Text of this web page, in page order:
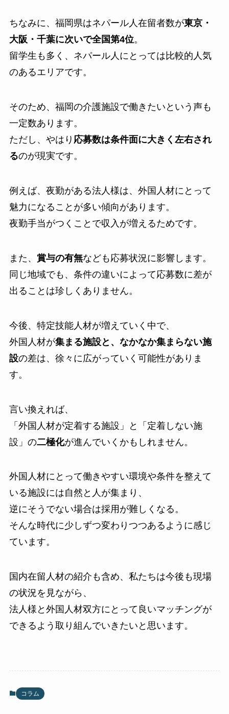
ちなみに、福岡県はネパール人在留者数が東京・
大阪・千葉に次いで全国第4位。
留学生も多く、ネパール人にとっては比較的人気
のあるエリアです。
そのため、福岡の介護施設で働きたいという声も
一定数あります。
ただし、やはり 応募数は条件面に大きく左右され
るのが現実です。
例えば、夜勤がある法人様は、外国人材にとって
魅力になることが多い傾向があります。
夜勤手当がつくことで収入が増えるためです。
また、 賞与の有無なども応募状況に影響します。
同じ地域でも、条件の違いによって応募数に差が
出ることは珍しくありません。
今後、特定技能人材が増えていく中で、
外国人材が集まる施設と、なかなか集まらない施
設の差は、徐々に広がっていく可能性がありま
す。
言い換えれば、
「外国人材が定着する施設」と「定着しない施
設」の二極化が進んでいくかもしれません。
外国人材にとって働きやすい環境や条件を整えて
いる施設には自然と人が集まり、
逆にそうでない場合は採用が難しくなる。
そんな時代に少しずつ変わりつつあるように感じ
ています。
国内在留人材の紹介も含め、私たちは今後も現場
の状況を見ながら、
法人様と外国人材双方にとって良いマッチングが
できるよう取り組んでいきたいと思います。
コラム